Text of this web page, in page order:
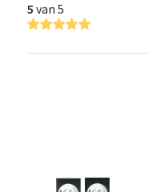
5 van 5